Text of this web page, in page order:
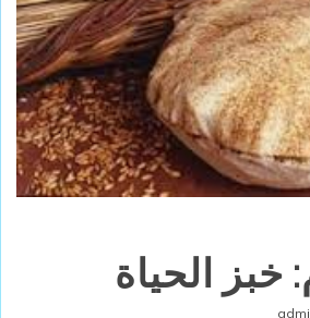
خبز الحياة